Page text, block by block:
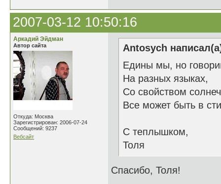
2007-03-12 10:50:16
Аркадий Эйдман
Автор сайта
Откуда: Москва
Зарегистрирован: 2006-07-24
Сообщений: 9237
Вебсайт
Antosych
Едины мы, но
На разных языках,
Со свойством
Все может быть в
С теплышком,
Толя
Спасибо, Толя!